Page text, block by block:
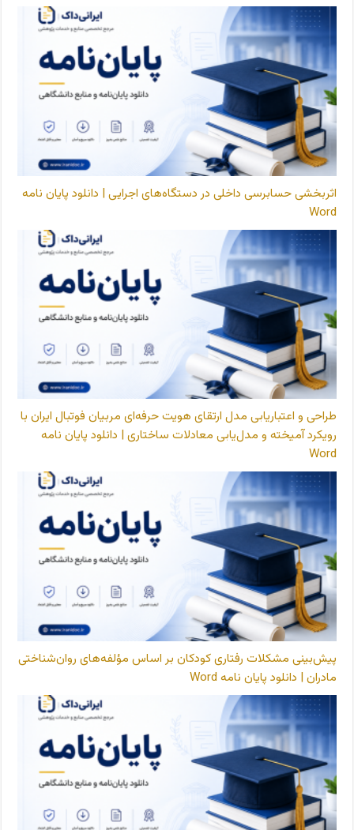
اثربخشی حسابرسی داخلی در دستگاه‌های اجرایی | دانلود پایان نامه
Word
طراحی و اعتباریابی مدل ارتقای هویت حرفه‌ای مربیان فوتبال ایران با
رویکرد آمیخته و مدل‌یابی معادلات ساختاری | دانلود پایان نامه
Word
پیش‌بینی مشکلات رفتاری کودکان بر اساس مؤلفه‌های روان‌شناختی
مادران | دانلود پایان نامه Word